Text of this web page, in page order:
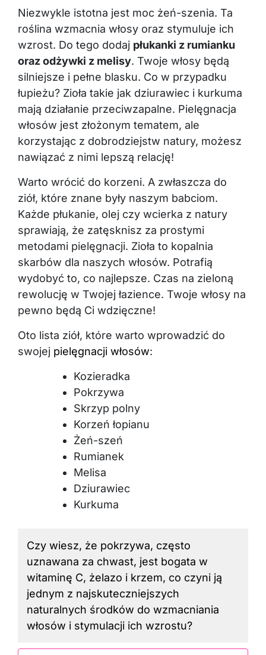
Niezwykle istotna jest moc żeń-szenia. Ta
roślina wzmacnia włosy oraz stymuluje ich
wzrost. Do tego dodaj płukanki z rumianku
oraz odżywki z melisy. Twoje włosy będą
silniejsze i pełne blasku. Co w przypadku
łupieżu? Zioła takie jak dziurawiec i kurkuma
mają działanie przeciwzapalne. Pielęgnacja
włosów jest złożonym tematem, ale
korzystając z dobrodziejstw natury, możesz
nawiązać z nimi lepszą relację!
Warto wrócić do korzeni. A zwłaszcza do
ziół, które znane były naszym babciom.
Każde płukanie, olej czy wcierka z natury
sprawiają, że zatęsknisz za prostymi
metodami pielęgnacji. Zioła to kopalnia
skarbów dla naszych włosów. Potrafią
wydobyć to, co najlepsze. Czas na zieloną
rewolucję w Twojej łazience. Twoje włosy na
pewno będą Ci wdzięczne!
Oto lista ziół, które warto wprowadzić do
swojej pielęgnacji włosów:
Kozieradka
Pokrzywa
Skrzyp polny
Korzeń łopianu
Żeń-szeń
Rumianek
Melisa
Dziurawiec
Kurkuma
Czy wiesz, że pokrzywa, często
uznawana za chwast, jest bogata w
witaminę C, żelazo i krzem, co czyni ją
jednym z najskuteczniejszych
naturalnych środków do wzmacniania
włosów i stymulacji ich wzrostu?